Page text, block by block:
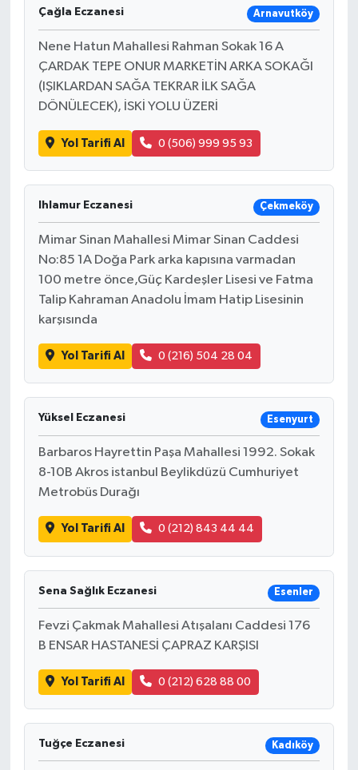
Çağla Eczanesi Arnavutköy
Nene Hatun Mahallesi Rahman Sokak 16 A
ÇARDAK TEPE ONUR MARKETİN ARKA SOKAĞI
(IŞIKLARDAN SAĞA TEKRAR İLK SAĞA
DÖNÜLECEK), İSKİ YOLU ÜZERİ
Yol Tarifi Al 0 (506) 999 95 93
Ihlamur Eczanesi Çekmeköy
Mimar Sinan Mahallesi Mimar Sinan Caddesi
No:85 1A Doğa Park arka kapısına varmadan
100 metre önce,Güç Kardeşler Lisesi ve Fatma
Talip Kahraman Anadolu İmam Hatip Lisesinin
karşısında
Yol Tarifi Al 0 (216) 504 28 04
Yüksel Eczanesi Esenyurt
Barbaros Hayrettin Paşa Mahallesi 1992. Sokak
8-10B Akros istanbul Beylikdüzü Cumhuriyet
Metrobüs Durağı
Yol Tarifi Al 0 (212) 843 44 44
Sena Sağlık Eczanesi Esenler
Fevzi Çakmak Mahallesi Atışalanı Caddesi 176
B ENSAR HASTANESİ ÇAPRAZ KARŞISI
Yol Tarifi Al 0 (212) 628 88 00
Tuğçe Eczanesi Kadıköy